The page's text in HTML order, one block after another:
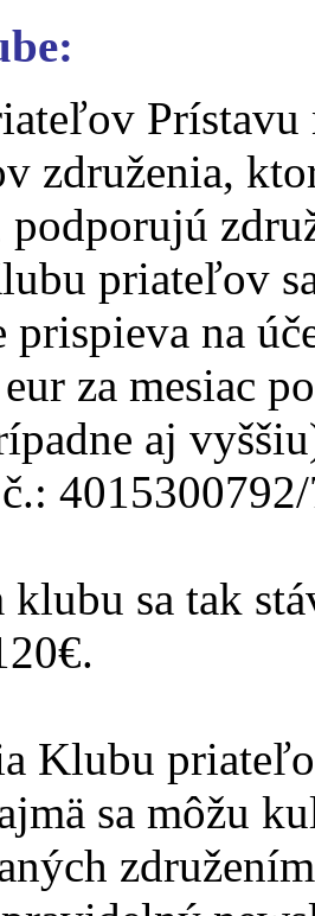
Prístavu
združenia,
podporujú
priateľov
prispieva na
za mesiac
aj
klubu sa tak
Klubu
sa môžu